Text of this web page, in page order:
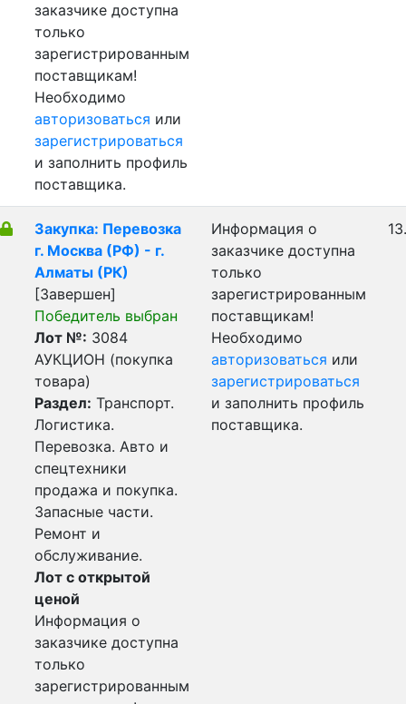
заказчике доступна
только
зарегистрированным
поставщикам!
Необходимо
авторизоваться или
зарегистрироваться
и заполнить профиль
поставщика.
Закупка: Перевозка
г. Москва (РФ) - г.
Алматы (РК)
[Завершен]
Победитель выбран
Лот №: 3084
АУКЦИОН (покупка
товара)
Раздел: Транспорт.
Логистика.
Перевозка. Авто и
спецтехники
продажа и покупка.
Запасные части.
Ремонт и
обслуживание.
Лот с открытой
ценой
Информация о
заказчике доступна
только
зарегистрированным
Информация о
заказчике доступна
только
зарегистрированным
поставщикам!
Необходимо
авторизоваться или
зарегистрироваться
и заполнить профиль
поставщика.